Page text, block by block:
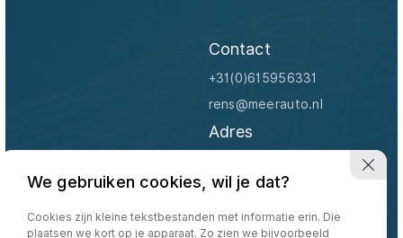
Contact
+31(0)615956331
rens@meerauto.nl
Adres
4158 EN Deil
We gebruiken cookies, wil je dat?
Cookies zijn kleine tekstbestanden met informatie erin. Die
plaatsen we kort op je apparaat. Zo zien we bijvoorbeeld